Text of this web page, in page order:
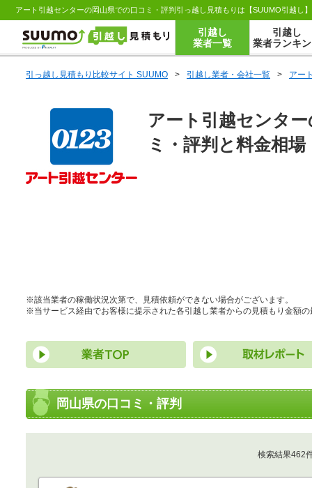
アート引越センターの岡山県での口コミ・評判引っ越し見積もりは【SUUMO引越し
引越し
業者一覧
引越し
業者ランキ
引っ越し見積もり比較サイト SUUMO > 引越し業者・会社一覧 > アー
アート引越センタ
ミ・評判と料金相場
※該当業者の稼働状況次第で、見積依頼ができない場合がございます。
※当サービス経由でお客様に提示された各引越し業者からの見積もり金額
岡山県の口コミ・評判
検索結果462